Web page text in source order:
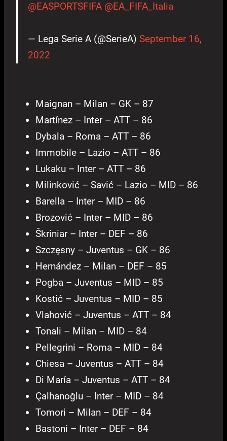
@EASPORTSFIFA @EA_FIFA_Italia
— Lega Serie A (@SerieA) September 16,
2022
Maignan – Milan – GK – 87
Martínez – Inter – ATT – 86
Dybala – Roma – ATT – 86
Immobile – Lazio – ATT – 86
Lukaku – Inter – ATT – 86
Milinković – Savić – Lazio – MID – 86
Barella – Inter – MID – 86
Brozović – Inter – MID – 86
Škriniar – Inter – DEF – 86
Szczęsny – Juventus – GK – 86
Hernández – Milan – DEF – 85
Pogba – Juventus – MID – 85
Kostić – Juventus – MID – 85
Vlahović – Juventus – ATT – 84
Tonali – Milan – MID – 84
Pellegrini – Roma – MID – 84
Chiesa – Juventus – ATT – 84
Di María – Juventus – ATT – 84
Çalhanoğlu – Inter – MID – 84
Tomori – Milan – DEF – 84
Bastoni – Inter – DEF – 84